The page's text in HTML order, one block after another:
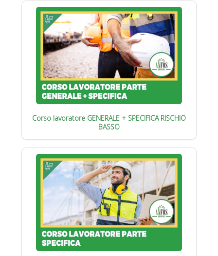
Corso lavoratore GENERALE + SPECIFICA RISCHIO
BASSO